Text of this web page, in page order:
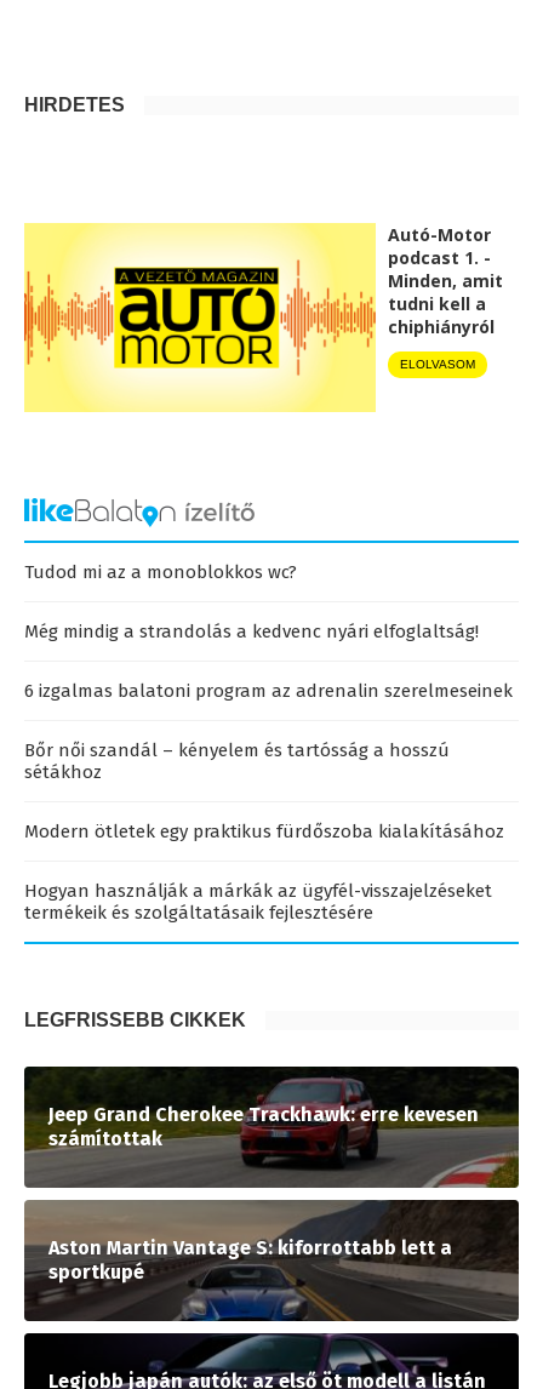
HIRDETÉS
Autó-Motor
podcast 1. -
Minden, amit
tudni kell a
chiphiányról
ELOLVASOM
Tudod mi az a monoblokkos wc?
Még mindig a strandolás a kedvenc nyári elfoglaltság!
6 izgalmas balatoni program az adrenalin szerelmeseinek
Bőr női szandál – kényelem és tartósság a hosszú
sétákhoz
Modern ötletek egy praktikus fürdőszoba kialakításához
Hogyan használják a márkák az ügyfél-visszajelzéseket
termékeik és szolgáltatásaik fejlesztésére
LEGFRISSEBB CIKKEK
Jeep Grand Cherokee Trackhawk: erre kevesen
számítottak
Aston Martin Vantage S: kiforrottabb lett a
sportkupé
Legjobb japán autók: az első öt modell a listán